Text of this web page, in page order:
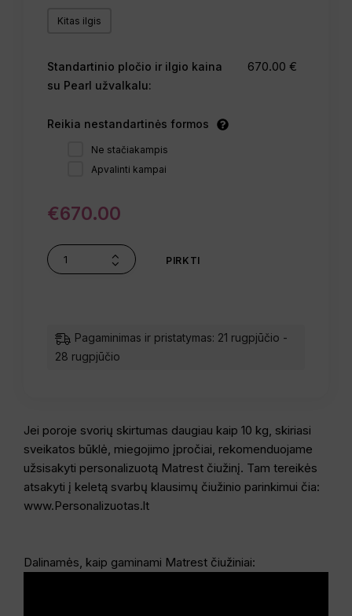
Kitas ilgis
Standartinio pločio ir ilgio kaina
su Pearl užvalkalu:
670.00 €
Reikia nestandartinės formos
Ne stačiakampis
Apvalinti kampai
€670.00
PIRKTI
Pagaminimas ir pristatymas: 21 rugpjūčio -
28 rugpjūčio
Jei poroje svorių skirtumas daugiau kaip 10 kg, skiriasi
sveikatos būklė, miegojimo įpročiai, rekomenduojame
užsisakyti personalizuotą Matrest čiužinį. Tam tereikės
atsakyti į keletą svarbų klausimų čiužinio parinkimui čia:
www.Personalizuotas.lt
Dalinamės, kaip gaminami Matrest čiužiniai: